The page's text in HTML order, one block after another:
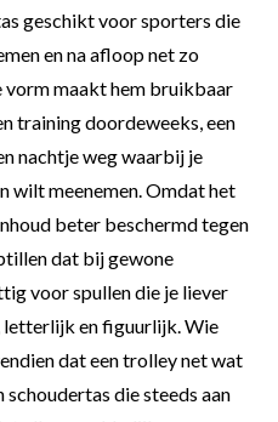
geschikt voor sporters die
en na afloop net zo
maakt hem bruikbaar
training doordeweeks, een
nachtje weg waarbij je
wilt meenemen. Omdat het
beter beschermd tegen
dat bij gewone
voor spullen die je liever
letterlijk en figuurlijk. Wie
dat een trolley net wat
schoudertas die steeds aan